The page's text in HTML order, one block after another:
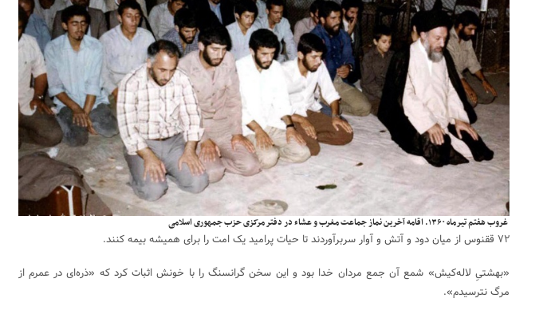
غروب هفتم تیرماه ۱۳۶۰. اقامه آخرین نماز جماعت مغرب و عشاء در دفتر مرکزی حزب جمهوری اسلامی
۷۲ ققنوس از میان دود و آتش و آوار سربرآوردند تا حیات پرامید یک امت را برای همیشه بیمه کنند.
«بهشتیِ لاله‌کیش» شمع آن جمع مردان خدا بود و این سخن گرانسنگ را با خونش اثبات کرد که «ذره‌ای در عمرم از
مرگ نترسیدم».